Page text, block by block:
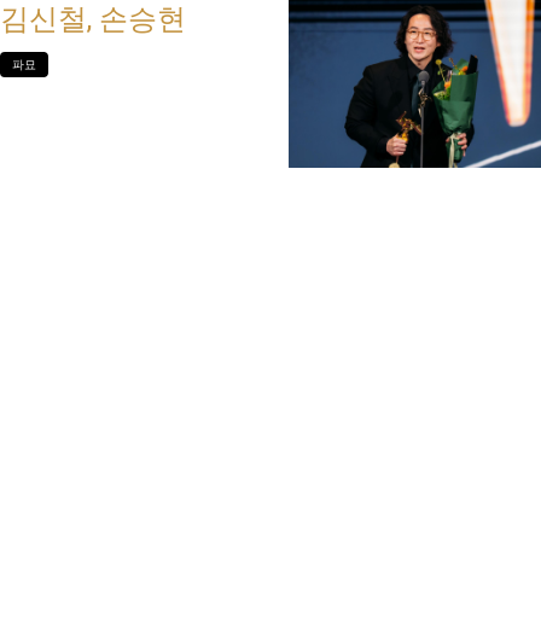
김신철, 손승현
파묘